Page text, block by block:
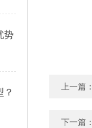
势
？
上一篇
下一篇